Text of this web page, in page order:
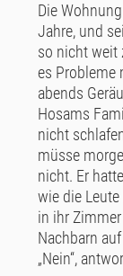
Die
Jahre, und
so nicht weit
es Probleme
abends
Hosams
nicht
müsse
nicht. Er
wie die
in ihr
Nachbarn
„Nein“,